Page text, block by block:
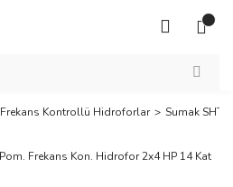
Frekans Kontrollü Hidroforlar Sumak SHT